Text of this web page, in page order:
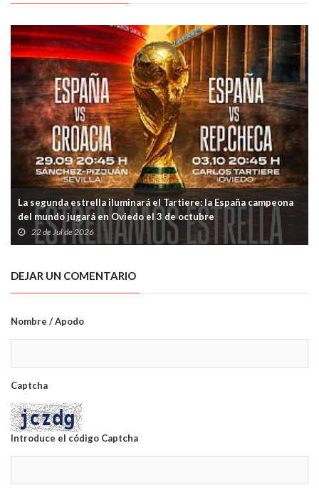
La segunda estrella iluminará el Tartiere: la España campeona
del mundo jugará en Oviedo el 3 de octubre
22 de Jul de 2026
DEJAR UN COMENTARIO
Nombre / Apodo
Captcha
Introduce el código Captcha